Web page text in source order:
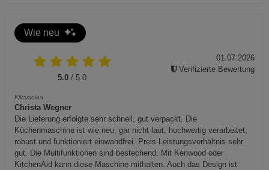
Wie neu
5.0 / 5.0
Kikamoina
Christa Wegner
Die Lieferung erfolgte sehr schnell, gut verpackt. Die
Küchenmaschine ist wie neu, gar nicht laut, hochwertig verarbeitet,
robust und funktioniert einwandfrei. Preis-Leistungsverhältnis sehr
gut. Die Multifunktionen sind bestechend. Mit Kenwood oder
KitchenAid kann diese Maschine mithalten. Auch das Design ist
01.07.2026
Verifizierte Bewertung